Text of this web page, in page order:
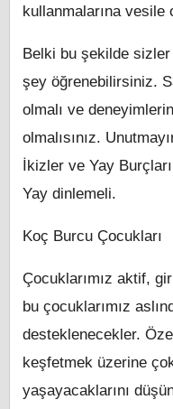
kullanmalarına vesile
Belki bu şekilde sizler
şey öğrenebilirsiniz.
olmalı ve
olmalısınız.
İkizler ve Yay
Yay dinlemeli.
Koç Burcu Çocukları
Çocuklarımız aktif,
bu çocuklarımız
desteklenecekler.
keşfetmek üzerine
yaşayacaklarını